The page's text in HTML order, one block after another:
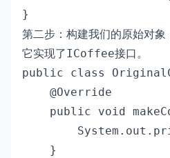
}
第二步：构建我们的原始对象
它实现了ICoffee接口。
public class
    @Override
public void
    }